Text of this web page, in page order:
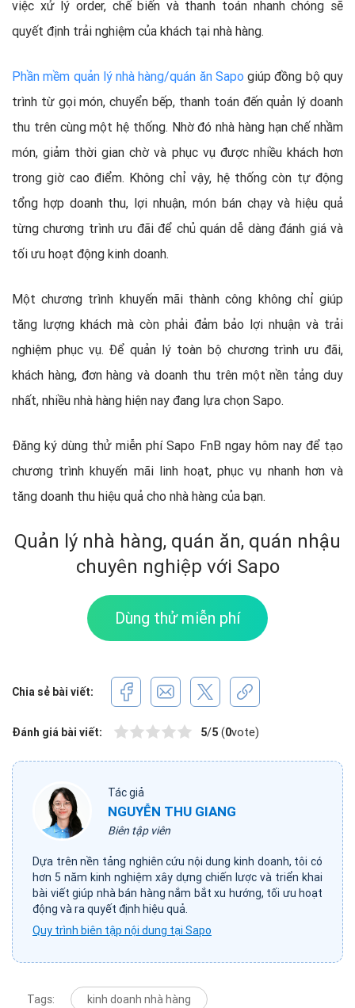
việc xử lý order, chế biến và thanh toán nhanh chóng sẽ
quyết định trải nghiệm của khách tại nhà hàng.
Phần mềm quản lý nhà hàng/quán ăn Sapo giúp đồng bộ quy
trình từ gọi món, chuyển bếp, thanh toán đến quản lý doanh
thu trên cùng một hệ thống. Nhờ đó nhà hàng hạn chế nhầm
món, giảm thời gian chờ và phục vụ được nhiều khách hơn
trong giờ cao điểm. Không chỉ vậy, hệ thống còn tự động
tổng hợp doanh thu, lợi nhuận, món bán chạy và hiệu quả
từng chương trình ưu đãi để chủ quán dễ dàng đánh giá và
tối ưu hoạt động kinh doanh.
Một chương trình khuyến mãi thành công không chỉ giúp
tăng lượng khách mà còn phải đảm bảo lợi nhuận và trải
nghiệm phục vụ. Để quản lý toàn bộ chương trình ưu đãi,
khách hàng, đơn hàng và doanh thu trên một nền tảng duy
nhất, nhiều nhà hàng hiện nay đang lựa chọn Sapo.
Đăng ký dùng thử miễn phí Sapo FnB ngay hôm nay để tạo
chương trình khuyến mãi linh hoạt, phục vụ nhanh hơn và
tăng doanh thu hiệu quả cho nhà hàng của bạn.
Quản lý nhà hàng, quán ăn, quán nhậu
chuyên nghiệp với Sapo
Dùng thử miễn phí
Chia sẻ bài viết:
Đánh giá bài viết: 5/5 (0vote)
Tác giả
NGUYỄN THU GIANG
Biên tập viên
Dựa trên nền tảng nghiên cứu nội dung kinh doanh, tôi có
hơn 5 năm kinh nghiệm xây dựng chiến lược và triển khai
bài viết giúp nhà bán hàng nắm bắt xu hướng, tối ưu hoạt
động và ra quyết định hiệu quả.
Quy trình biên tập nội dung tại Sapo
Tags: kinh doanh nhà hàng